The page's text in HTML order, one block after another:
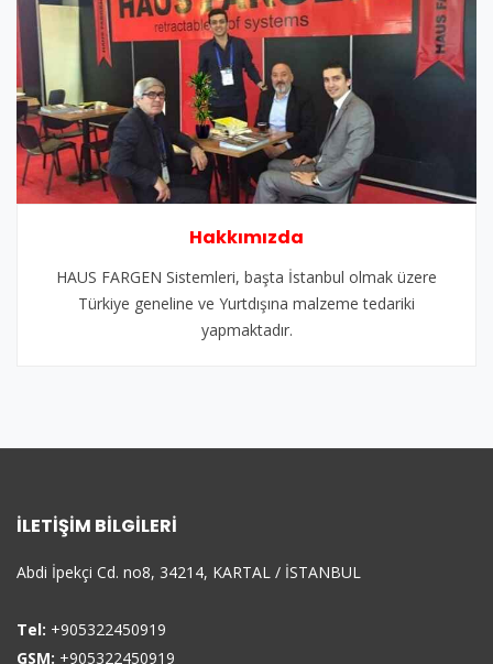
Hakkımızda
HAUS FARGEN Sistemleri, başta İstanbul olmak üzere
Türkiye geneline ve Yurtdışına malzeme tedariki
yapmaktadır.
İLETIŞIM BILGILERI
Abdi İpekçi Cd. no8, 34214, KARTAL / İSTANBUL
Tel: +905322450919
GSM: +905322450919